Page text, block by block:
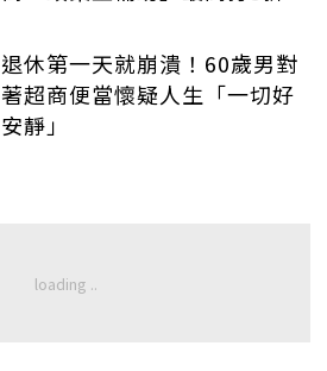
退休第一天就崩潰！60歲男對
著超商便當懷疑人生「一切好
安靜」